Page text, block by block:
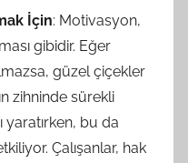
İçin: Motivasyon,
gibidir. Eğer
güzel çiçekler
zihninde sürekli
yaratırken, bu da
Çalışanlar, hak